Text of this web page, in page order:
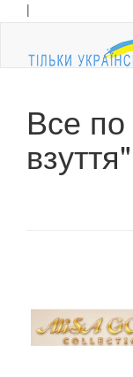
|
Все по
взуття"